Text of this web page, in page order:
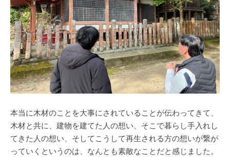
本当に木材のことを大事にされていることが伝わってきて、
木材と共に、建物を建てた人の想い、そこで暮らし手入れし
てきた人の想い、そしてこうして再生される方の想いが繋が
っていくというのは、なんとも素敵なことだと感じました。